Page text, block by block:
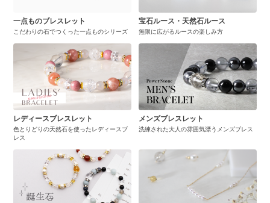
一点ものブレスレット
こだわりの石でつくった一点ものシリーズ
宝石ルース・天然石ルース
無限に広がるルースの楽しみ方
レディースブレスレット
色とりどりの天然石を使ったレディースブ
レス
メンズブレスレット
洗練された大人の雰囲気漂うメンズブレス